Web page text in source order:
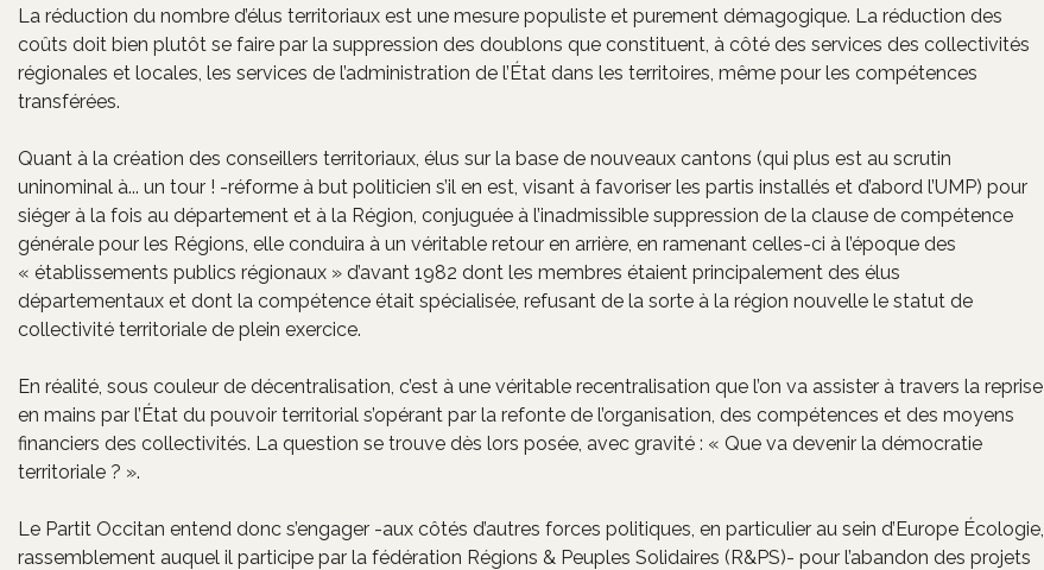
La réduction du nombre d’élus territoriaux est une mesure populiste et purement démagogique. La réduction des
coûts doit bien plutôt se faire par la suppression des doublons que constituent, à côté des services des collectivités
régionales et locales, les services de l’administration de l’État dans les territoires, même pour les compétences
transférées.
Quant à la création des conseillers territoriaux, élus sur la base de nouveaux cantons (qui plus est au scrutin
uninominal à... un tour ! -réforme à but politicien s’il en est, visant à favoriser les partis installés et d’abord l’UMP) pour
siéger à la fois au département et à la Région, conjuguée à l’inadmissible suppression de la clause de compétence
générale pour les Régions, elle conduira à un véritable retour en arrière, en ramenant celles-ci à l’époque des
« établissements publics régionaux » d’avant 1982 dont les membres étaient principalement des élus
départementaux et dont la compétence était spécialisée, refusant de la sorte à la région nouvelle le statut de
collectivité territoriale de plein exercice.
En réalité, sous couleur de décentralisation, c’est à une véritable recentralisation que l’on va assister à travers la reprise
en mains par l’État du pouvoir territorial s’opérant par la refonte de l’organisation, des compétences et des moyens
financiers des collectivités. La question se trouve dès lors posée, avec gravité : « Que va devenir la démocratie
territoriale ? ».
Le Partit Occitan entend donc s’engager -aux côtés d’autres forces politiques, en particulier au sein d’Europe Écologie,
rassemblement auquel il participe par la fédération Régions & Peuples Solidaires (R&PS)- pour l’abandon des projets